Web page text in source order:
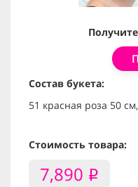
Состав букета:
51 красная роза 50
Стоимость товара:
7,890 i